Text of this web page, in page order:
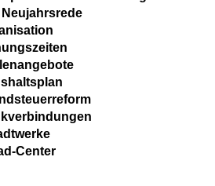
Neujahrsrede
Center